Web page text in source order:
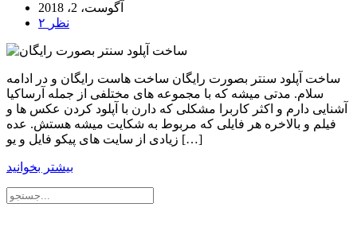
آگوست، 2، 2018
۲ نظر
ساخت آپلود سنتر بصورت رایگان ساخت هاست رایگان و در ادامه
سلام. مدتی میشه که با مجموعه های مختلفی از جمله آرساکیا
آشنایی دارم و اکثر کاربرا مشکلی که دارن با آپلود کردن عکس ها و
فیلم و بالاخره هر فایلی که مربوط به شکایت میشه هستش. عده
زیادی از سایت های پیکو فایل و یو […]
بیشتر بخوانید